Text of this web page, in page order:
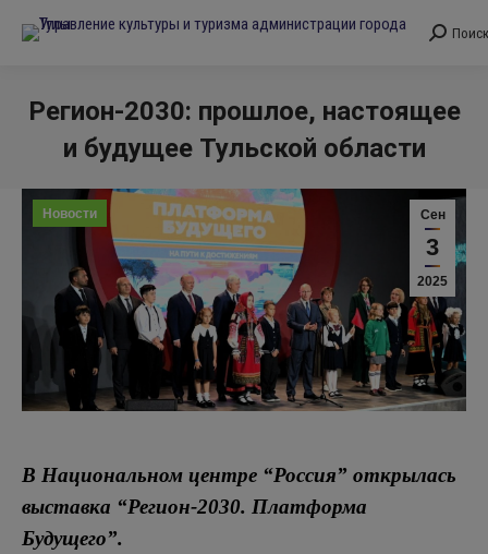
Поиск:
Поиск
Регион-2030: прошлое, настоящее
и будущее Тульской области
Сен
3
2025
Новости
В Национальном центре “Россия” открылась
выставка “Регион-2030. Платформа
Будущего”.